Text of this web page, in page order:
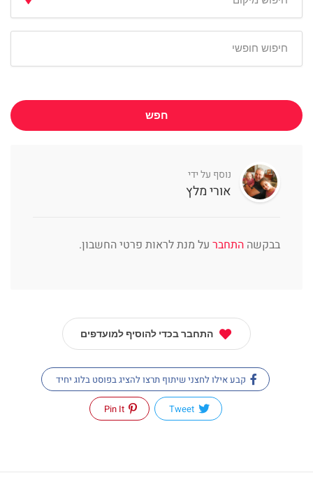
חפש
נוסף על ידי
אורי מלץ
בבקשה התחבר על מנת לראות פרטי החשבון.
התחבר בכדי להוסיף למועדפים
קבע אילו לחצני שיתוף תרצו להציג בפוסט בלוג יחיד
Tweet
Pin It